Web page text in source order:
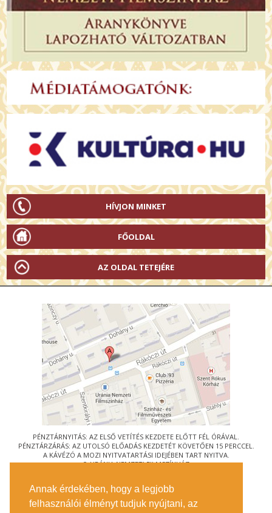
Annak érdekében, hogy a legjobb
felhasználói élményt tudjuk nyújtani, az
HÍVJON MINKET
FŐOLDAL
AZ OLDAL TETEJÉRE
PÉNZTÁRNYITÁS: AZ ELSŐ VETÍTÉS KEZDETE ELŐTT FÉL ÓRÁVAL.
PÉNZTÁRZÁRÁS: AZ UTOLSÓ ELŐADÁS KEZDETÉT KÖVETŐEN 15 PERCCEL.
A KÁVÉZÓ A MOZI NYITVATARTÁSI IDEJÉBEN TART NYITVA.
© URÁNIA NEMZETI FILMSZÍNHÁZ
1088 BUDAPEST, RÁKÓCZI ÚT 21.